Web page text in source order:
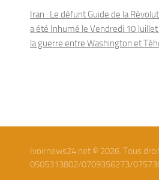
Iran : Le défunt Guide de la
a été Inhumé le Vendredi 10
la guerre entre Washington et
Ivoirnews24.net © 2026. Tous
0505313802/0709356273/